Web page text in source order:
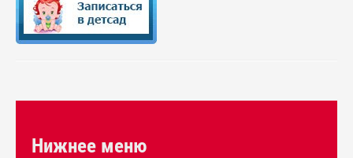
Нижнее меню